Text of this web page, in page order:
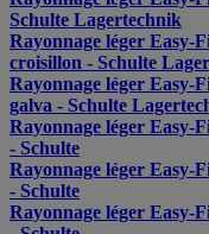
Schulte Lagertechnik
Rayonnage léger Easy-
croisillon - Schulte
Rayonnage léger Easy-
galva - Schulte
Rayonnage léger Easy-
- Schulte
Rayonnage léger Easy-
- Schulte
Rayonnage léger Easy-